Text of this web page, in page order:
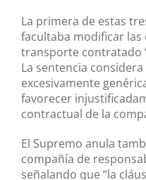
La primera de estas
facultaba modificar las
transporte contratado
La sentencia
excesivamente
favorecer
contractual de la
El Supremo anula
compañía de
señalando que “la